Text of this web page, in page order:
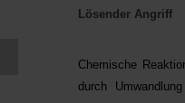
Lösender Angriff
Chemische
durch